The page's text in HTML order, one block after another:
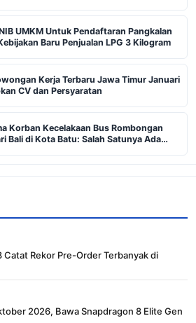
UMKM Untuk Pendaftaran Pangkalan
Baru Penjualan LPG 3 Kilogram
Kerja Terbaru Jawa Timur Januari
CV dan Persyaratan
Korban Kecelakaan Bus Rombongan
Bali di Kota Batu: Salah Satunya Ada
Catat Rekor Pre-Order Terbanyak di
2026, Bawa Snapdragon 8 Elite Gen